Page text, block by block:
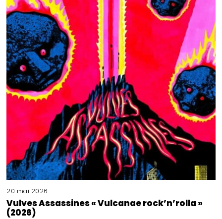
20 mai 2026
Vulves Assassines « Vulcanae rock’n’rolla »
(2026)